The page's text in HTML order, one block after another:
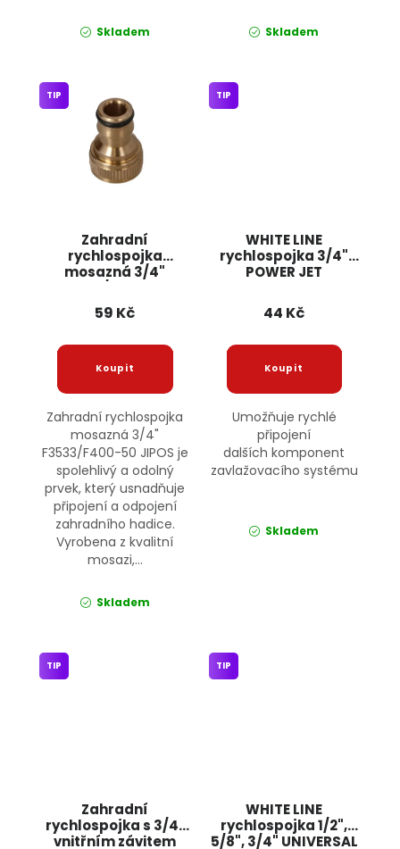
Skladem Skladem
Zahradní
rychlospojka
mosazná 3/4"
F3533/F400-50
JIPOS
TIP
59 Kč
Zahradní rychlospojka
mosazná 3/4"
F3533/F400-50 JIPOS je
spolehlivý a odolný
prvek, který usnadňuje
připojení a odpojení
zahradního hadice.
Vyrobena z kvalitní
mosazi,...
Skladem
WHITE LINE
rychlospojka 3/4"
POWER JET
TIP
44 Kč
Umožňuje rychlé
připojení
dalších komponent
zavlažovacího systému
Skladem
Zahradní
rychlospojka s 3/4"
vnitřním závitem
TIP
WHITE LINE
rychlospojka 1/2",
5/8", 3/4" UNIVERSAL
TIP